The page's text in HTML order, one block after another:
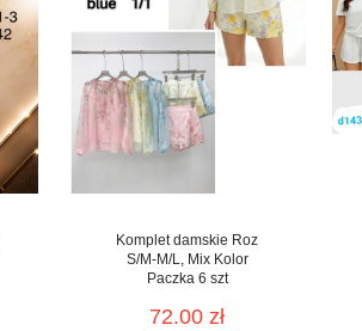
Komplet damskie Roz
S/M-M/L, Mix Kolor
Paczka 6 szt
72.00 zł